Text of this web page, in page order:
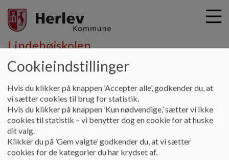
Lindehøjskolen
Fritid SFO Samarbejde med andre SFO'er
Samarbejde med andre SFO'er
Der arrangeres hvert år forskellige arrangementer hvor
Cookieindstillinger
Hvis du klikker på knappen ’Accepter alle’, godkender du, at
vi sætter cookies til brug for statistik.
Hvis du klikker på knappen ’Kun nødvendige,’ sætter vi ikke
cookies til statistik – vi benytter dog en cookie for at huske
dit valg.
Klikker du på ’Gem valgte’ godkender du, at vi sætter
cookies for de kategorier du har krydset af.